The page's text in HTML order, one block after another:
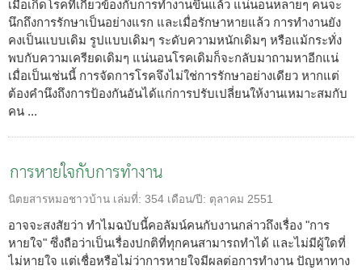
เมื่อเกิดโรคที่เกี่ยวข้องกับการทำงานขึ้นแล้ว แน่นอนหลายๆ คนจะ
นึกถึงการรักษาเป็นอย่างแรก และเมื่อรักษาหายแล้ว การทำงานยัง
คงเป็นแบบเดิม รูปแบบเดิมๆ ระดับความหนักเดิมๆ หรือแม้กระทั่ง
พบกับความเครียดเดิมๆ แน่นอนโรคเดิมก็จะกลับมาถามหาอีกแน่
เมื่อเป็นเช่นนี้ การจัดการโรคจึงไม่ใช่การรักษาอย่างเดียว หากแต่
ต้องคำนึงถึงการป้องกันอันได้แก่การปรับเปลี่ยนให้งานเหมาะสมกับ
คน ...
การหายใจกับการทำงาน
นิตยสารหมอชาวบ้าน เล่มที่: 354 เดือน/ปี: ตุลาคม 2551
อาจจะสงสัยว่า ทำไมฉบับนี้คอลัมน์คนกับงานกล่าวถึงเรื่อง "การ
หายใจ" ซึ่งถือว่าเป็นเรื่องปกติที่ทุกคนสามารถทำได้ และไม่มีผู้ใดที่
ไม่หายใจ แต่เชื่อหรือไม่ว่าการหายใจมีผลต่อการทำงาน ปัญหาทาง